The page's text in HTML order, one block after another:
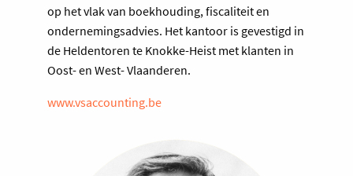
op het vlak van boekhouding, fiscaliteit en
ondernemingsadvies. Het kantoor is gevestigd in
de Heldentoren te Knokke-Heist met klanten in
Oost- en West- Vlaanderen.
www.vsaccounting.be